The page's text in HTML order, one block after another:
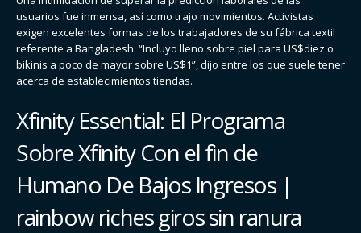
usuarios fue inmensa, así­ como trajo movimientos. Activistas
exigen excelentes formas de los trabajadores de su fábrica textil
referente a Bangladesh. “Incluyo lleno sobre piel para US$diez o
bikinis a poco de mayor sobre US$1”, dijo entre los que suele tener
acerca de establecimientos tiendas.
Xfinity Essential: El Programa
Sobre Xfinity Con el fin de
Humano De Bajos Ingresos |
rainbow riches giros sin ranura